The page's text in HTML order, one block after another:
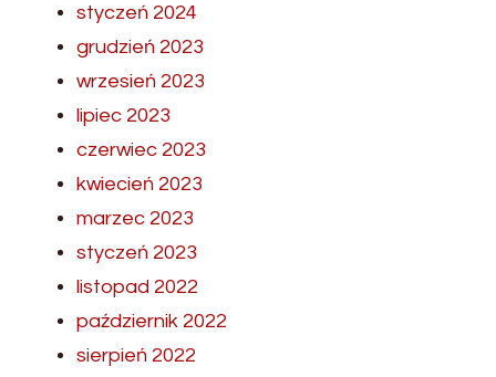
styczeń 2024
grudzień 2023
wrzesień 2023
lipiec 2023
czerwiec 2023
kwiecień 2023
marzec 2023
styczeń 2023
listopad 2022
październik 2022
sierpień 2022